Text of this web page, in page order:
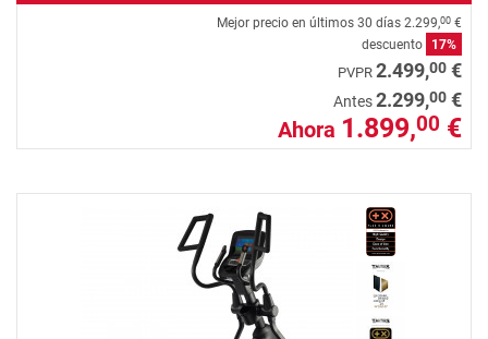
Mejor precio en últimos 30 días 2.299,00 €
descuento
17%
PVPR 2.499,00 €
Antes2.299,00 €
Ahora 1.899,00 €